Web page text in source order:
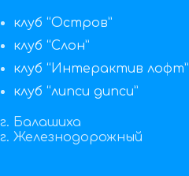
клуб “Остров”
клуб “Слон”
клуб “Интерактив лофт”
клуб “липси дипси”
г. Балашиха
г. Железнодорожный